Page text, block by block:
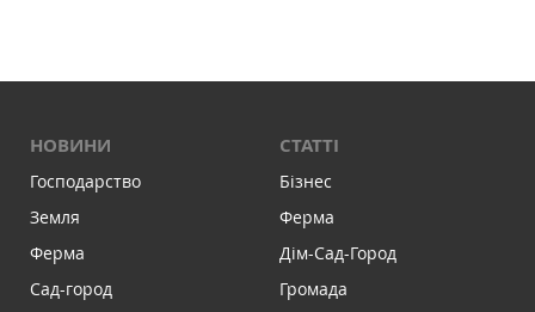
НОВИНИ
Господарство
Земля
Ферма
Сад-город
СТАТТІ
Бізнес
Ферма
Дім-Сад-Город
Громада